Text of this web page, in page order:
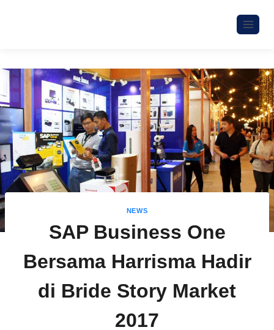
NEWS
SAP Business One
Bersama Harrisma Hadir
di Bride Story Market
2017